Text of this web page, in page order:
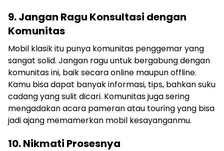
9. Jangan Ragu Konsultasi dengan
Komunitas
Mobil klasik itu punya komunitas penggemar yang
sangat solid. Jangan ragu untuk bergabung dengan
komunitas ini, baik secara online maupun offline.
Kamu bisa dapat banyak informasi, tips, bahkan suku
cadang yang sulit dicari. Komunitas juga sering
mengadakan acara pameran atau touring yang bisa
jadi ajang memamerkan mobil kesayanganmu.
10. Nikmati Prosesnya